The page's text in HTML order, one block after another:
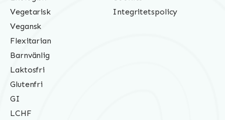
Vegetarisk
Vegansk
Flexitarian
Barnvänlig
Laktosfri
Glutenfri
GI
LCHF
Integritetspolicy